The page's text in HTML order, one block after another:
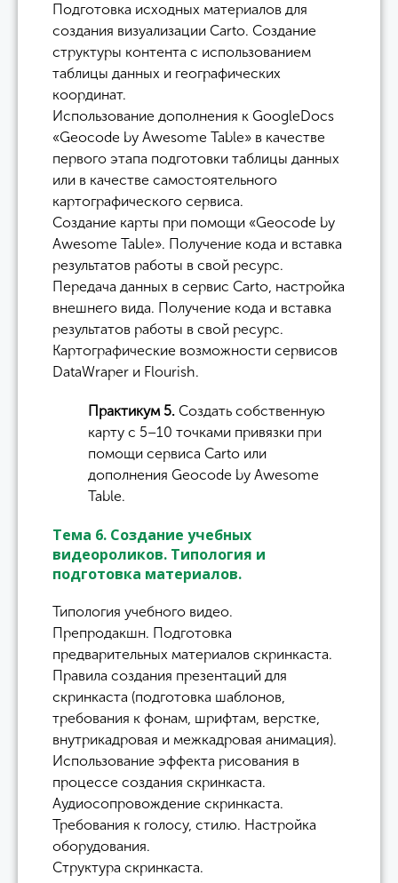
Подготовка исходных материалов для
создания визуализации Carto. Создание
структуры контента с использованием
таблицы данных и географических
координат.
Использование дополнения к GoogleDocs
«Geocode by Awesome Table» в качестве
первого этапа подготовки таблицы данных
или в качестве самостоятельного
картографического сервиса.
Создание карты при помощи «Geocode by
Awesome Table». Получение кода и вставка
результатов работы в свой ресурс.
Передача данных в сервис Carto, настройка
внешнего вида. Получение кода и вставка
результатов работы в свой ресурс.
Картографические возможности сервисов
DataWraper и Flourish.
Практикум 5. Создать собственную
карту с 5–10 точками привязки при
помощи сервиса Carto или
дополнения Geocode by Awesome
Table.
Тема 6. Создание учебных
видеороликов. Типология и
подготовка материалов.
Типология учебного видео.
Препродакшн. Подготовка
предварительных материалов скринкаста.
Правила создания презентаций для
скринкаста (подготовка шаблонов,
требования к фонам, шрифтам, верстке,
внутрикадровая и межкадровая анимация).
Использование эффекта рисования в
процессе создания скринкаста.
Аудиосопровождение скринкаста.
Требования к голосу, стилю. Настройка
оборудования.
Структура скринкаста.